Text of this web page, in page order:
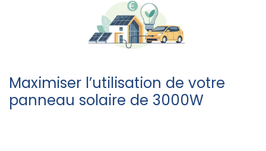
Maximiser l’utilisation de votre
panneau solaire de 3000W